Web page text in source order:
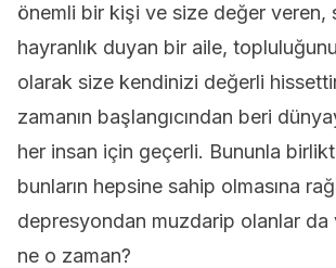
önemli bir kişi ve size değer veren,
hayranlık duyan bir aile,
olarak size kendinizi değerli
zamanın başlangıcından beri
her insan için geçerli. Bununla
bunların hepsine sahip olmasına
depresyondan muzdarip olanlar da
ne o zaman?